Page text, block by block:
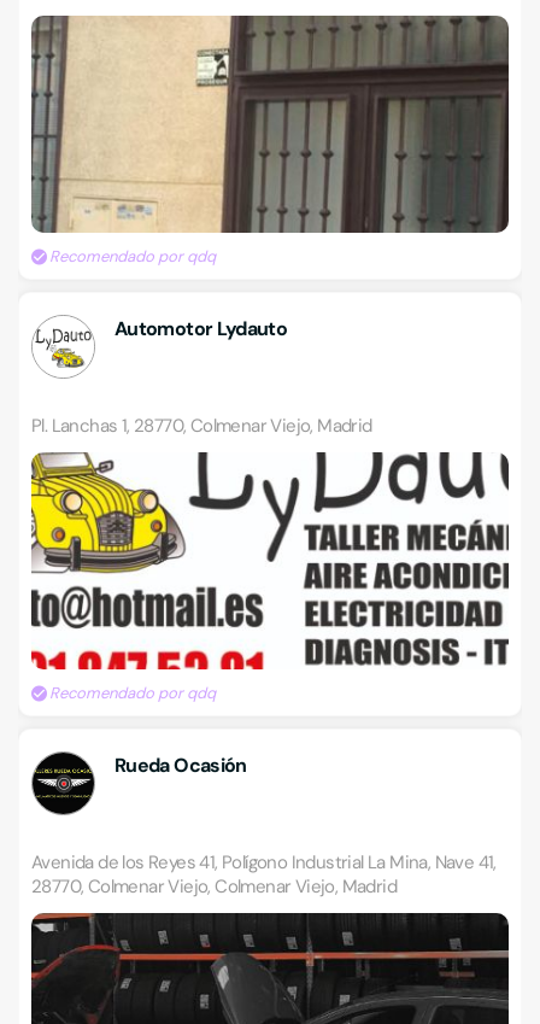
Recomendado por qdq
Automotor Lydauto
Pl. Lanchas 1, 28770, Colmenar Viejo, Madrid
Recomendado por qdq
Rueda Ocasión
Avenida de los Reyes 41, Polígono Industrial La Mina, Nave 41,
28770, Colmenar Viejo, Colmenar Viejo, Madrid